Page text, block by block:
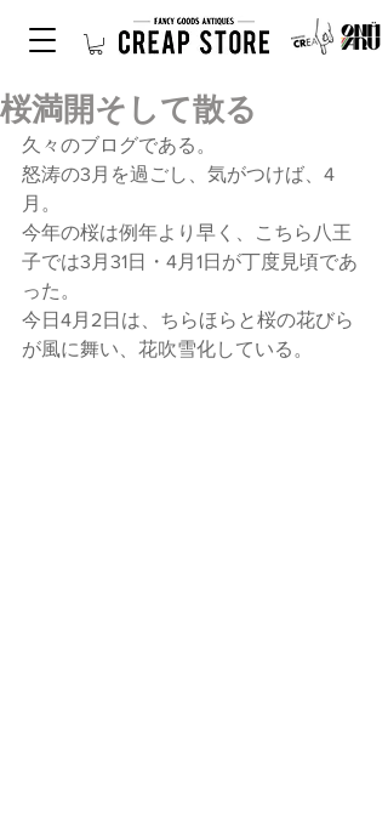
桜満開そして散る
久々のブログである。
怒涛の3月を過ごし、気がつけば、4
月。
今年の桜は例年より早く、こちら八王
子では3月31日・4月1日が丁度見頃であ
った。
今日4月2日は、ちらほらと桜の花びら
が風に舞い、花吹雪化している。